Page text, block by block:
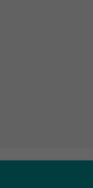
reservados.